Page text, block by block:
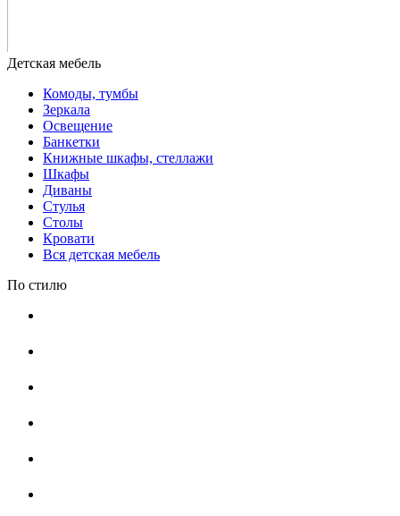
Комоды, тумбы
Зеркала
Освещение
Банкетки
Книжные шкафы, стеллажи
Шкафы
Диваны
Стулья
Столы
Кровати